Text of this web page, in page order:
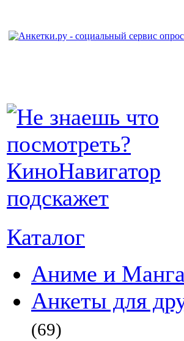
Каталог
Аниме и Манга
Анкеты для
(69)